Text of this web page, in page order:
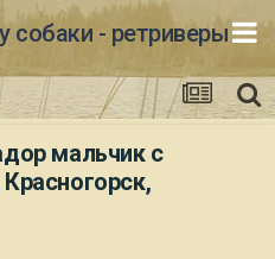
собаки - ретриверы
мальчик с